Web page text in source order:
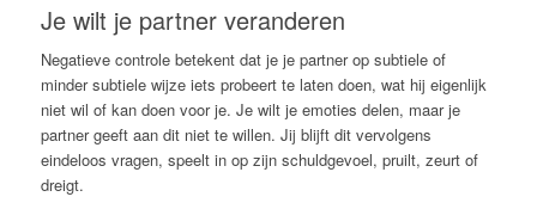
Je wilt je partner veranderen
Negatieve controle betekent dat je je partner op subtiele of
minder subtiele wijze iets probeert te laten doen, wat hij eigenlijk
niet wil of kan doen voor je. Je wilt je emoties delen, maar je
partner geeft aan dit niet te willen. Jij blijft dit vervolgens
eindeloos vragen, speelt in op zijn schuldgevoel, pruilt, zeurt of
dreigt.